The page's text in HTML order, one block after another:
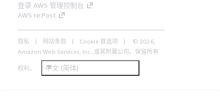
登录 AWS 管理控制台
AWS re:Post
隐私 网站条款 Cookie 首选项
© 2026,
Amazon Web Services, Inc. 或其附属公司。保留所有
权利。 中文 (简体)